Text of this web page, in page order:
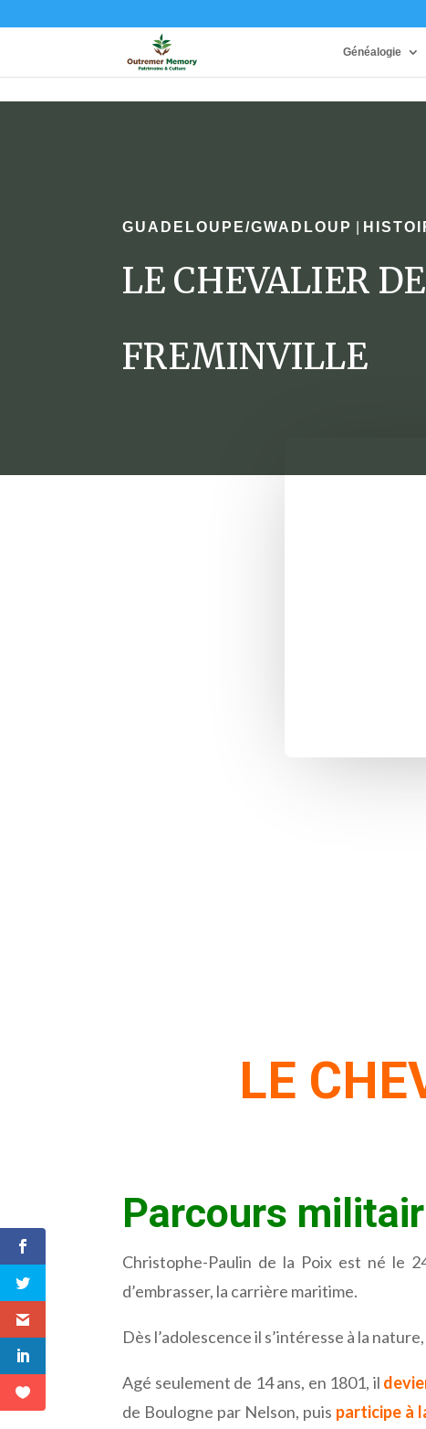
Généalogie
GUADELOUPE/GWADLOUP
LE CHEVALIER DE
FREMINVILLE
LE
Parcours
Christophe-Paulin de la Poix est né le
d’embrasser, la carrière maritime.
Dès l’adolescence il s’intéresse à la
Agé seulement de 14 ans, en 1801, il
de Boulogne par Nelson, puis participe à